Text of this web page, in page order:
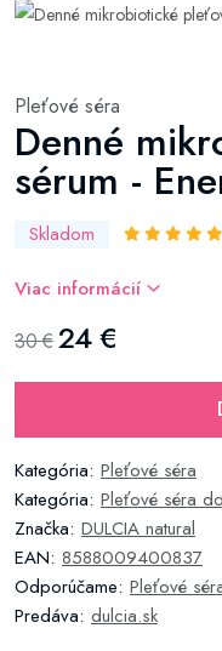
Pleťové séra
Denné
sérum -
Skladom
Viac informácií
30 €24 €
Kategória: Pleťové séra
Kategória: Pleťové séra
Značka: DULCIA natural
EAN: 8588009400837
Odporúčame: Pleťové
Predáva: dulcia.sk